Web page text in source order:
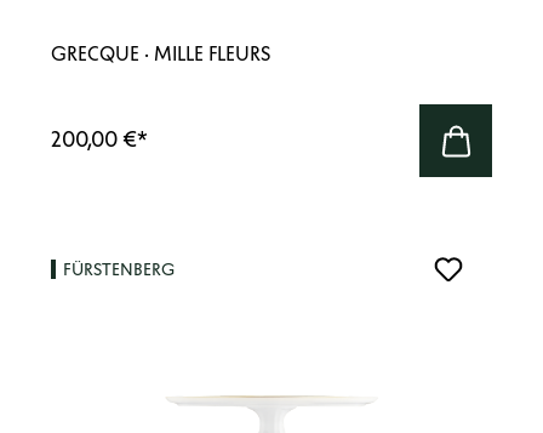
GRECQUE · MILLE FLEURS
200,00 €*
FÜRSTENBERG